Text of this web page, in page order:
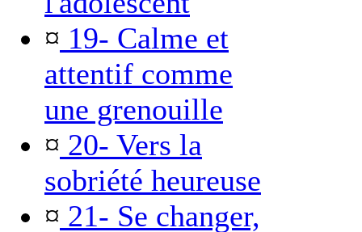
¤ 19- Calme et
attentif comme
une grenouille
¤ 20- Vers la
sobriété heureuse
¤ 21- Se changer,